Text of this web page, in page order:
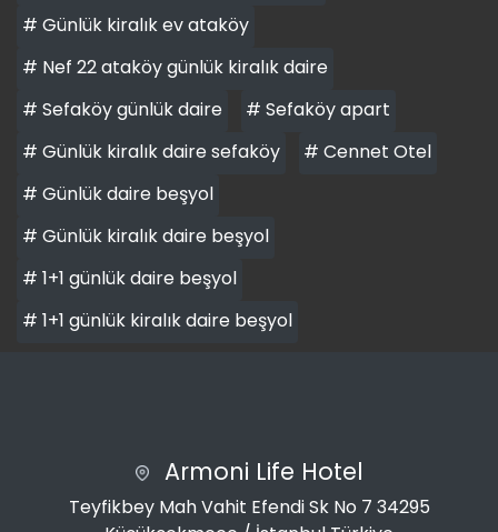
# Günlük kiralık ev ataköy
# Nef 22 ataköy günlük kiralık daire
# Sefaköy günlük daire
# Sefaköy apart
# Günlük kiralık daire sefaköy
# Cennet Otel
# Günlük daire beşyol
# Günlük kiralık daire beşyol
# 1+1 günlük daire beşyol
# 1+1 günlük kiralık daire beşyol
Armoni Life Hotel
Teyfikbey Mah Vahit Efendi Sk No 7 34295